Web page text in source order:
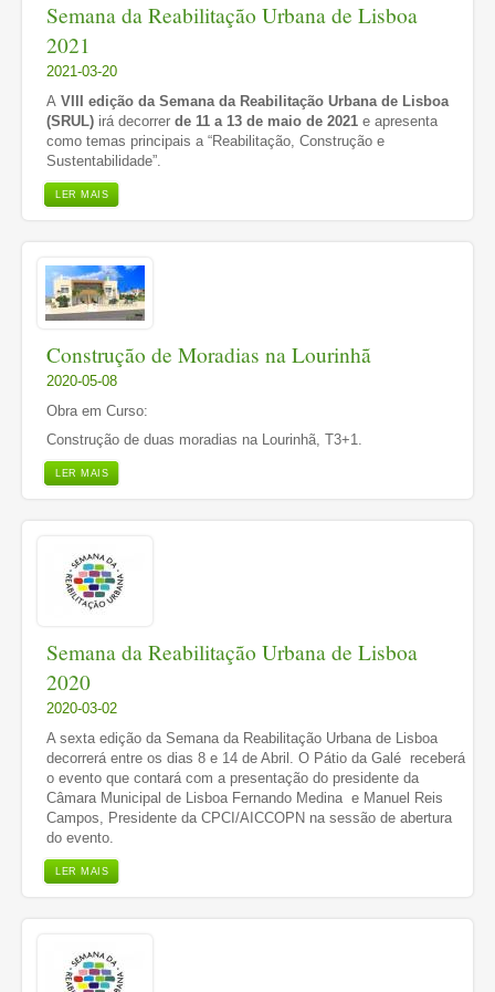
Semana da Reabilitação Urbana de Lisboa
2021
2021-03-20
A VIII edição da Semana da Reabilitação Urbana de Lisboa
(SRUL) irá decorrer de 11 a 13 de maio de 2021 e apresenta
como temas principais a “Reabilitação, Construção e
Sustentabilidade”.
LER MAIS
Construção de Moradias na Lourinhã
2020-05-08
Obra em Curso:
Construção de duas moradias na Lourinhã, T3+1.
LER MAIS
Semana da Reabilitação Urbana de Lisboa
2020
2020-03-02
A sexta edição da Semana da Reabilitação Urbana de Lisboa
decorrerá entre os dias 8 e 14 de Abril. O Pátio da Galé receberá
o evento que contará com a presentação do presidente da
Câmara Municipal de Lisboa Fernando Medina e Manuel Reis
Campos, Presidente da CPCI/AICCOPN na sessão de abertura
do evento.
LER MAIS